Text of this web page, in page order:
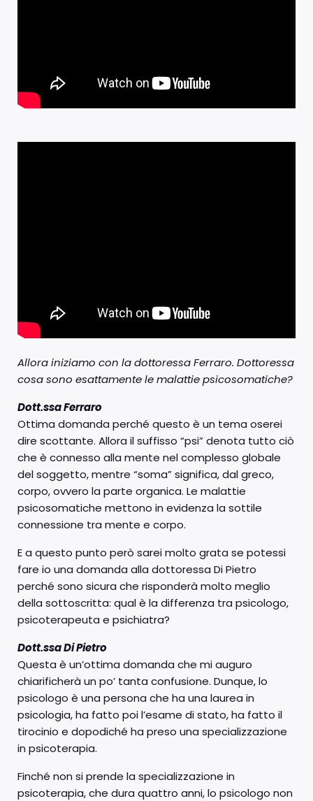
Allora iniziamo con la dottoressa Ferraro. Dottoressa
cosa sono esattamente le malattie psicosomatiche?
Dott.ssa Ferraro
Ottima domanda perché questo è un tema oserei
dire scottante. Allora il suffisso “psi” denota tutto ciò
che è connesso alla mente nel complesso globale
del soggetto, mentre “soma” significa, dal greco,
corpo, ovvero la parte organica. Le malattie
psicosomatiche mettono in evidenza la sottile
connessione tra mente e corpo.
E a questo punto però sarei molto grata se potessi
fare io una domanda alla dottoressa Di Pietro
perché sono sicura che risponderà molto meglio
della sottoscritta: qual è la differenza tra psicologo,
psicoterapeuta e psichiatra?
Dott.ssa Di Pietro
Questa è un’ottima domanda che mi auguro
chiarificherà un po’ tanta confusione. Dunque, lo
psicologo è una persona che ha una laurea in
psicologia, ha fatto poi l’esame di stato, ha fatto il
tirocinio e dopodiché ha preso una specializzazione
in psicoterapia.
Finché non si prende la specializzazione in
psicoterapia, che dura quattro anni, lo psicologo non